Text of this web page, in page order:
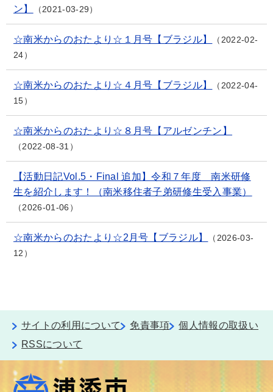
ン】
2021-03-29
☆南米からのおたより☆１月号【ブラジル】
2022-02-
24
☆南米からのおたより☆４月号【ブラジル】
2022-04-
15
☆南米からのおたより☆８月号【アルゼンチン】
2022-08-31
【活動日記Vol.5・Final 追加】令和７年度 南米研修
生を紹介します！（南米移住者子弟研修生受入事業）
2026-01-06
☆南米からのおたより☆2月号【ブラジル】
2026-03-
12
サイトの利用について 免責事項
個人情報の取扱い
RSSについて